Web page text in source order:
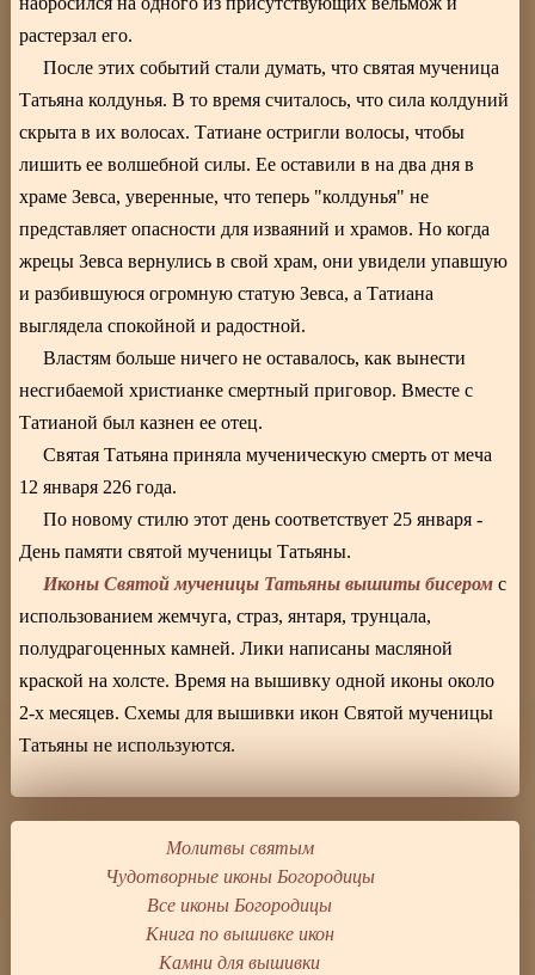
растерзал его.
После этих событий стали думать, что святая мученица
Татьяна колдунья. В то время считалось, что сила колдуний
скрыта в их волосах. Татиане остригли волосы, чтобы
лишить ее волшебной силы. Ее оставили в на два дня в
храме Зевса, уверенные, что теперь "колдунья" не
представляет опасности для изваяний и храмов. Но когда
жрецы Зевса вернулись в свой храм, они увидели упавшую
и разбившуюся огромную статую Зевса, а Татиана
выглядела спокойной и радостной.
Властям больше ничего не оставалось, как вынести
несгибаемой христианке смертный приговор. Вместе с
Татианой был казнен ее отец.
Святая Татьяна приняла мученическую смерть от меча
12 января 226 года.
По новому стилю этот день соответствует 25 января -
День памяти святой мученицы Татьяны.
Иконы Святой мученицы Татьяны вышиты бисером с
использованием жемчуга, страз, янтаря, трунцала,
полудрагоценных камней. Лики написаны масляной
краской на холсте. Время на вышивку одной иконы около
2-х месяцев. Схемы для вышивки икон Святой мученицы
Татьяны не используются.
Молитвы святым
Чудотворные иконы Богородицы
Все иконы Богородицы
Книга по вышивке икон
Камни для вышивки